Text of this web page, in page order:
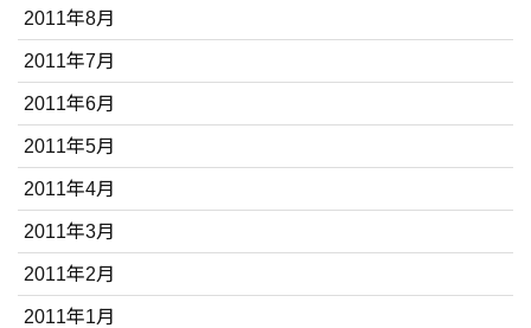
2011年8月
2011年7月
2011年6月
2011年5月
2011年4月
2011年3月
2011年2月
2011年1月